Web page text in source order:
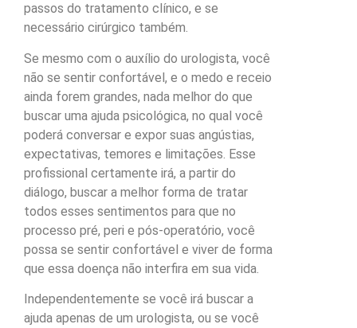
passos do tratamento clínico, e se
necessário cirúrgico também.
Se mesmo com o auxílio do urologista, você
não se sentir confortável, e o medo e receio
ainda forem grandes, nada melhor do que
buscar uma ajuda psicológica, no qual você
poderá conversar e expor suas angústias,
expectativas, temores e limitações. Esse
profissional certamente irá, a partir do
diálogo, buscar a melhor forma de tratar
todos esses sentimentos para que no
processo pré, peri e pós-operatório, você
possa se sentir confortável e viver de forma
que essa doença não interfira em sua vida.
Independentemente se você irá buscar a
ajuda apenas de um urologista, ou se você